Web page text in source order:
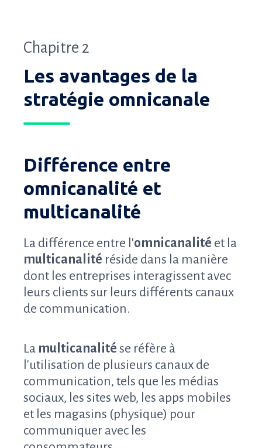
Chapitre 2
Les avantages de la
stratégie omnicanale
Différence entre
omnicanalité et
multicanalité
La différence entre l'omnicanalité et la
multicanalité réside dans la manière
dont les entreprises interagissent avec
leurs clients sur leurs différents canaux
de communication.
La multicanalité se réfère à
l'utilisation de plusieurs canaux de
communication, tels que les médias
sociaux, les sites web, les apps mobiles
et les magasins (physique) pour
communiquer avec les